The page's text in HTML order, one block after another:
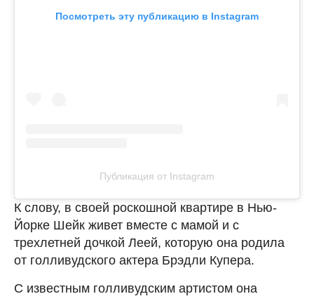
Посмотреть эту публикацию в Instagram
Публикация от Instagram
К слову, в своей роскошной квартире в Нью-
Йорке Шейк живет вместе с мамой и с
трехлетней дочкой Леей, которую она родила
от голливудского актера Брэдли Купера.
С известным голливудским артистом она